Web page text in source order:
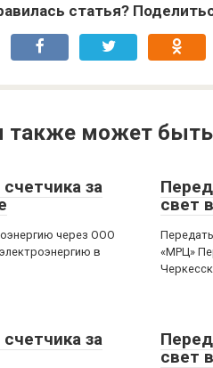
статья?
также может быть
за
через ООО
в
свет
«МРЦ»
за
свет